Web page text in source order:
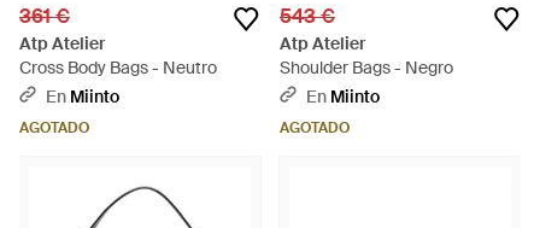
361 €
Atp Atelier
Cross Body Bags - Neutro
En Miinto
AGOTADO
543 €
Atp Atelier
Shoulder Bags - Negro
En Miinto
AGOTADO